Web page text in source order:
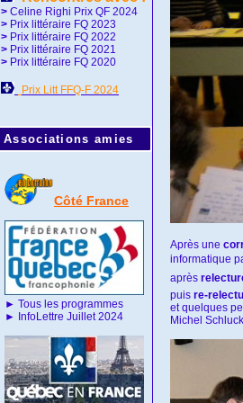
> Celine Righi Prix QF 2024
> Prix littéraire FQ 2023
> Prix littéraire FQ 2022
> Prix littéraire FQ 2021
> Prix littéraire FQ 2020
Prix Litt FFQ-F 2024
Associations amies
Côté France
► Tous les programmes
► InfoLettre Juillet 2024
Après une
informatique
après
puis re-
et quelques
Michel